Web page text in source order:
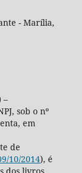
- Marília,
–
sob o nº
em
de
10/2014), é